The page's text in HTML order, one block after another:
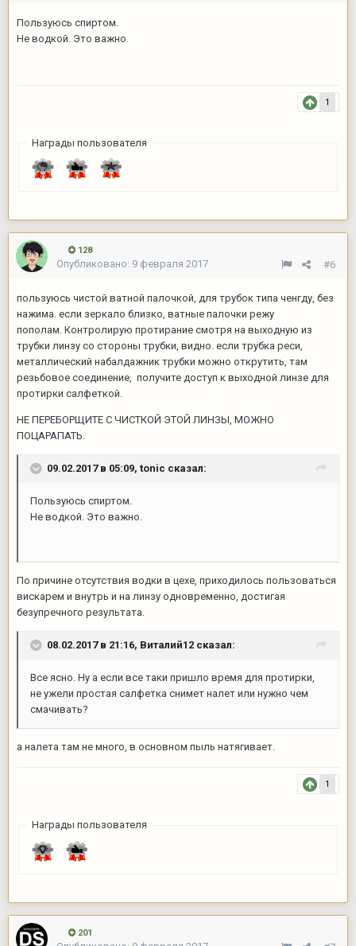
Пользуюсь спиртом.
Не водкой. Это важно.
1
Награды пользователя
128
#6
Опубликовано: 9 февраля 2017
пользуюсь чистой ватной палочкой, для трубок типа ченгду, без
нажима. если зеркало близко, ватные палочки режу
пополам. Контролирую протирание смотря на выходную из
трубки линзу со стороны трубки, видно. если трубка реси,
металлический набалдажник трубки можно открутить, там
резьбовое соединение, получите доступ к выходной линзе для
протирки салфеткой.
НЕ ПЕРЕБОРЩИТЕ С ЧИСТКОЙ ЭТОЙ ЛИНЗЫ, МОЖНО
ПОЦАРАПАТЬ.
09.02.2017 в 05:09, tonic сказал:
Пользуюсь спиртом.
Не водкой. Это важно.
По причине отсутствия водки в цехе, приходилось пользоваться
вискарем и внутрь и на линзу одновременно, достигая
безупречного результата.
08.02.2017 в 21:16, Виталий12 сказал:
Все ясно. Ну а если все таки пришло время для протирки,
не ужели простая салфетка снимет налет или нужно чем
смачивать?
а налета там не много, в основном пыль натягивает.
1
Награды пользователя
201